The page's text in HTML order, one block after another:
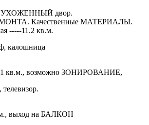
УХОЖЕННЫЙ двор.
Качественные МАТЕРИАЛЫ.
-----11.2 кв.м.
калошница
кв.м., возможно ЗОНИРОВАНИЕ,
выход на БАЛКОН